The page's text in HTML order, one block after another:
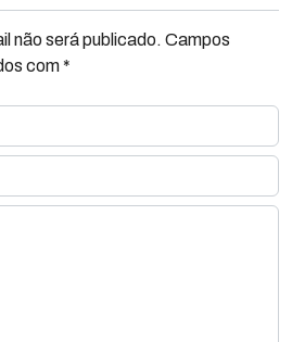
não será publicado. Campos
com *